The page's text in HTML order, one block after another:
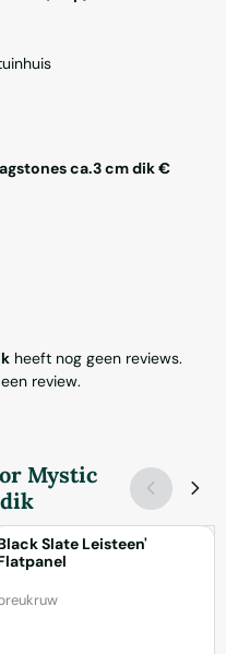
ca.3 cm dik €
heeft nog geen reviews.
review.
Mystic
Slate Leisteen'